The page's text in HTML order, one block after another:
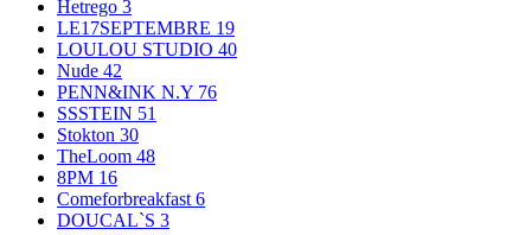
Hetrego 3
LE17SEPTEMBRE 19
LOULOU STUDIO 40
Nude 42
PENN&INK N.Y 76
SSSTEIN 51
Stokton 30
TheLoom 48
8PM 16
Comeforbreakfast 6
DOUCAL`S 3